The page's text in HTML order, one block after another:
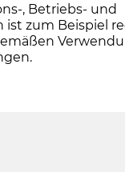
, Betriebs- und
zum Beispiel